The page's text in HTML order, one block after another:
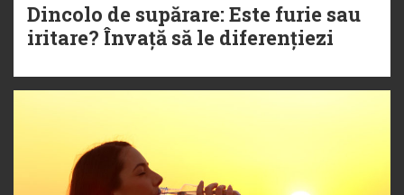
Dincolo de supărare: Este furie sau
iritare? Învață să le diferențiezi